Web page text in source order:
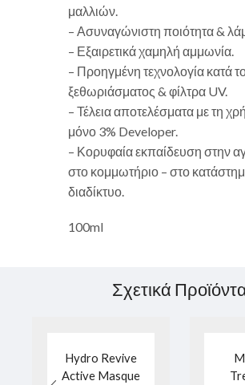
μαλλιών.
– Ασυναγώνιστη ποιότητα &
– Εξαιρετικά χαμηλή αμμωνία.
– Προηγμένη τεχνολογία κατά
ξεθωριάσματος & φίλτρα UV.
– Τέλεια αποτελέσματα με τη
μόνο 3% Developer.
– Κορυφαία εκπαίδευση στην
στο κομμωτήριο – στο
διαδίκτυο.
100ml
Σχετικά
Hydro Revive
Active Masque